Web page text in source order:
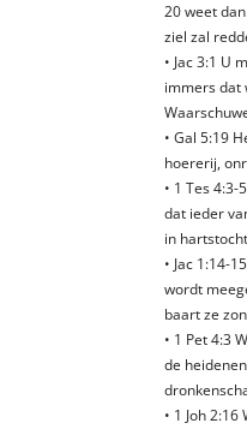
20 weet
ziel zal
• Jac 3:1 U
immers dat
• Gal 5:19
hoererij,
• 1 Tes
dat ieder
in
• Jac 1:14-
wordt
baart ze
• 1 Pet 4:3
de
• 1 Joh